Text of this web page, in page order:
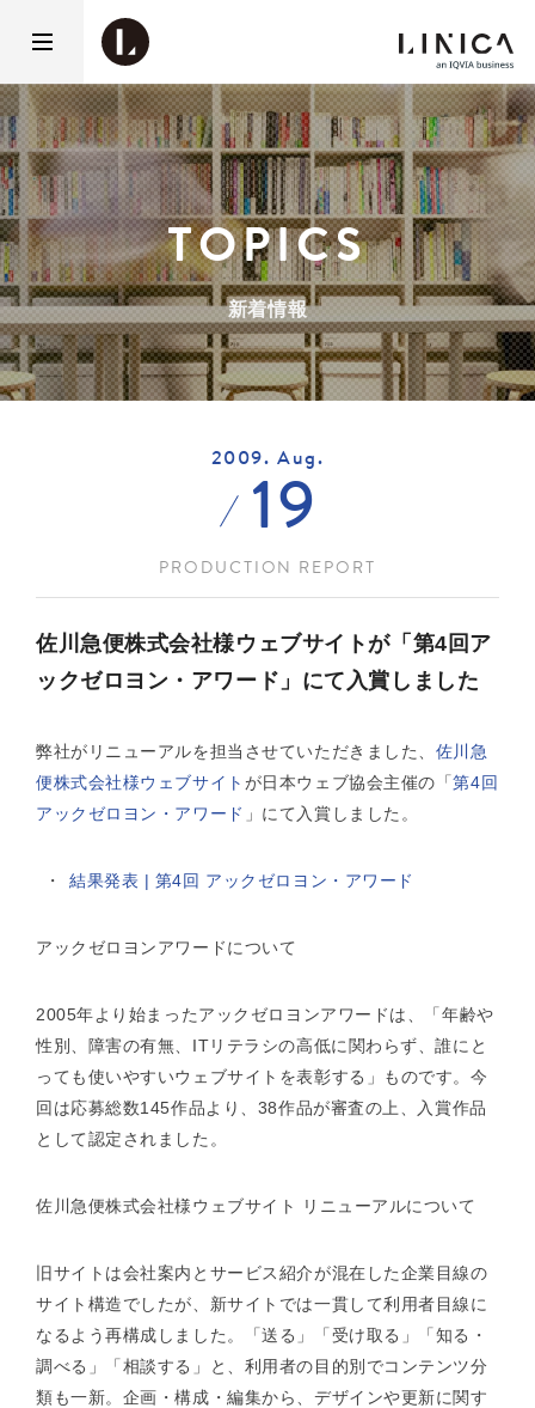
TOPICS
新着情報
2009. Aug.
19
PRODUCTION REPORT
佐川急便株式会社様ウェブサイトが「第4回ア
ックゼロヨン・アワード」にて入賞しました
弊社がリニューアルを担当させていただきました、 佐川急
便株式会社様ウェブサイト が日本ウェブ協会主催の「第4回
アックゼロヨン・アワード 」にて入賞しました。
結果発表 | 第4回 アックゼロヨン・アワード
アックゼロヨンアワードについて
2005年より始まったアックゼロヨンアワードは、「年齢や
性別、障害の有無、ITリテラシの高低に関わらず、誰にと
っても使いやすいウェブサイトを表彰する」ものです。今
回は応募総数145作品より、38作品が審査の上、入賞作品
として認定されました。
佐川急便株式会社様ウェブサイト リニューアルについて
旧サイトは会社案内とサービス紹介が混在した企業目線の
サイト構造でしたが、新サイトでは一貫して利用者目線に
なるよう再構成しました。「送る」「受け取る」「知る・
調べる」「相談する」と、利用者の目的別でコンテンツ分
類も一新。企画・構成・編集から、デザインや更新に関す